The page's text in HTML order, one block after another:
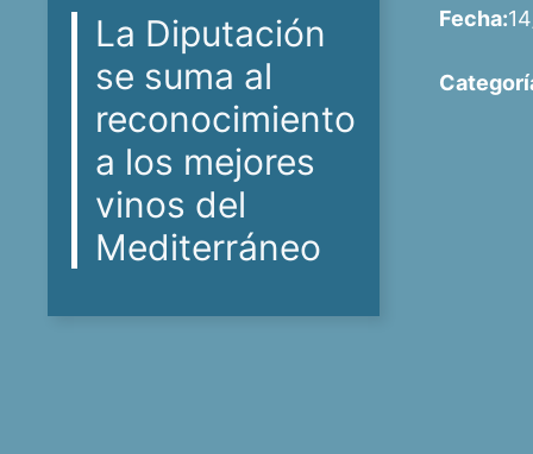
La Diputación
se suma al
reconocimiento
a los mejores
vinos del
Mediterráneo
Fecha: